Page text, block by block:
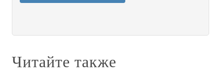
Читайте также